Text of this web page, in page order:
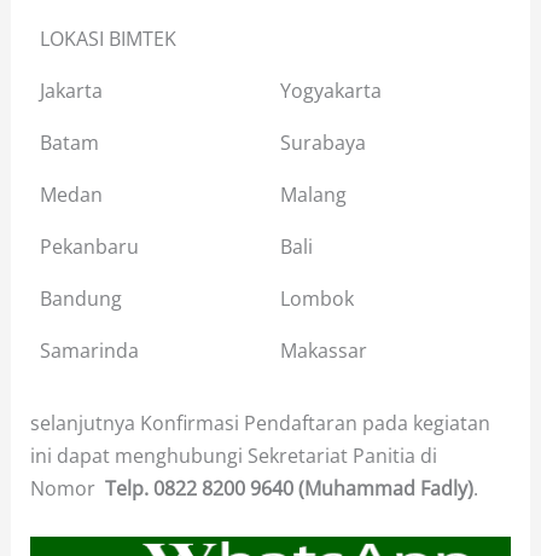
LOKASI BIMTEK
Jakarta
Yogyakarta
Batam
Surabaya
Medan
Malang
Pekanbaru
Bali
Bandung
Lombok
Samarinda
Makassar
selanjutnya Konfirmasi Pendaftaran pada kegiatan
ini dapat menghubungi Sekretariat Panitia di
Nomor Telp. 0822 8200 9640 (Muhammad Fadly).